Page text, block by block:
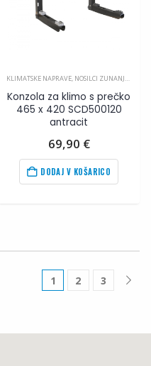
PRIBOR ZA KLIMA NAPRAVE
KLIMATSKE NAPRAVE, NOSILCI ZUNANJIH ENOT
Konzola za klimo s prečko
465 x 420 SCD500120
antracit
69,90 €
DODAJ V KOŠARICO
1 2 3